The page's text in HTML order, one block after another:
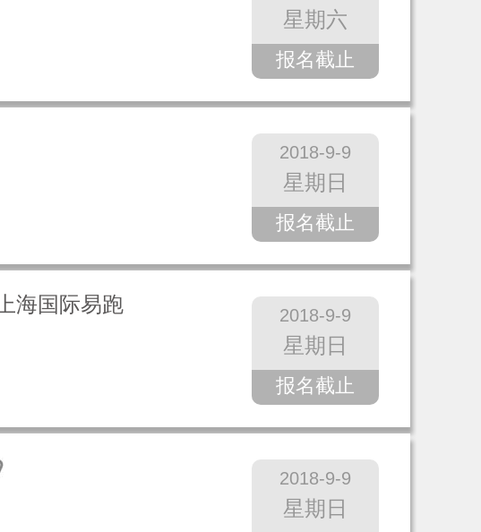
星期六
报名截止
2018-9-9
星期日
报名截止
海国际易跑
2018-9-9
星期日
报名截止
2018-9-9
星期日